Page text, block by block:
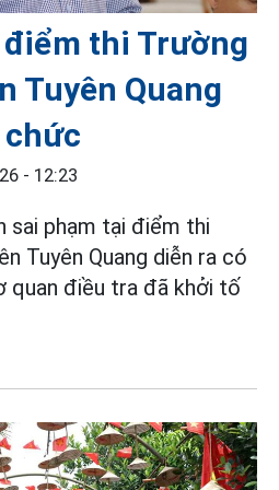
thi Trường
Tuyên Quang
- 12:23
sai phạm tại điểm thi
Tuyên Quang diễn ra có
quan điều tra đã khởi tố